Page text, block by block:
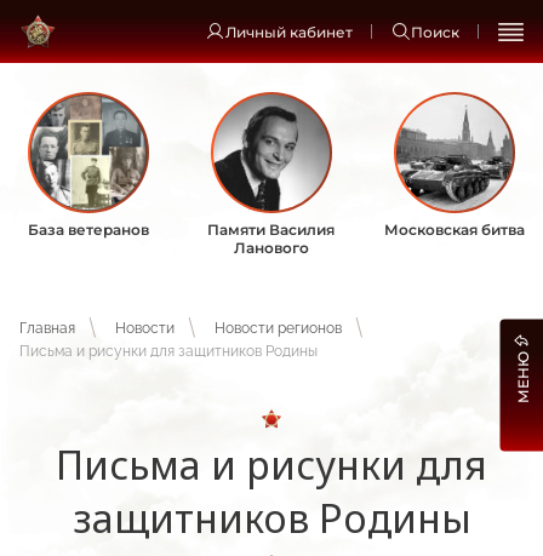
Личный кабинет Поиск
База ветеранов
Памяти Василия
Ланового
Московская битва
Главная Новости
Новости регионов
Письма и рисунки для защитников Родины
Письма и рисунки для
защитников Родины
МЕНЮ